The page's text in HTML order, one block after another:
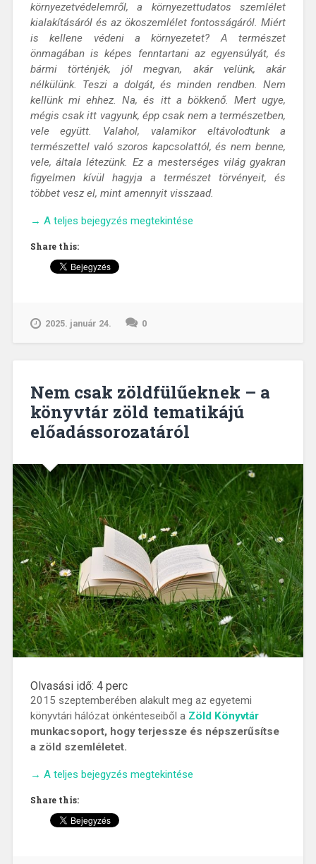
környezetvédelemről, a környezettudatos szemlélet
kialakításáról és az ökoszemlélet fontosságáról. Miért
is kellene védeni a környezetet? A természet
önmagában is képes fenntartani az egyensúlyát, és
bármi történjék, jól megvan, akár velünk, akár
nélkülünk. Teszi a dolgát, és minden rendben. Nem
kellünk mi ehhez. Na, és itt a bökkenő. Mert ugye,
mégis csak itt vagyunk, épp csak nem a természetben,
vele együtt. Valahol, valamikor eltávolodtunk a
természettel való szoros kapcsolattól, és nem benne,
vele, általa létezünk. Ez a mesterséges világ gyakran
figyelmen kívül hagyja a természet törvényeit, és
többet vesz el, mint amennyit visszaad.
„Környezetvédelem
mit
védünk
→ A teljes bejegyzés megtekintése
Share this:
2025. január 24. 0
Nem csak zöldfülűeknek – a
könyvtár zöld tematikájú
előadássorozatáról
Olvasási idő: 4 perc
2015 szeptemberében alakult meg az egyetemi
könyvtári hálózat önkénteseiből a Zöld Könyvtár
munkacsoport, hogyterjessze és népszerűsítse
a zöld szemléletet.
„Nem
zöldfülűeknek
→ A teljes bejegyzés megtekintése
Share this: